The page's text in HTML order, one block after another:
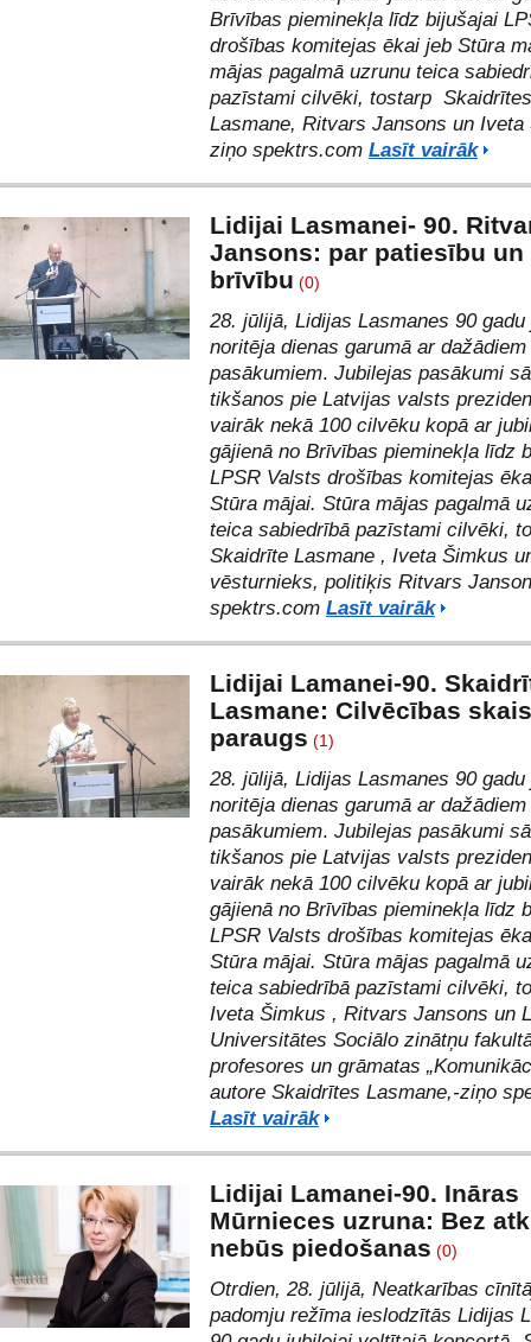
Brīvības pieminekļa līdz bijušajai
drošības komitejas ēkai jeb Stūra
mājas pagalmā uzrunu teica
pazīstami cilvēki, tostarp Skaidrītes
Lasmane, Ritvars Jansons un Iveta
ziņo spektrs.com Lasīt vairāk
Lidijai Lasmanei- 90.
Jansons: par patiesību un
brīvību (0)
28. jūlijā, Lidijas Lasmanes 90 gadu
noritēja dienas garumā ar
pasākumiem. Jubilejas pasākumi
tikšanos pie Latvijas valsts
vairāk nekā 100 cilvēku kopā ar
gājienā no Brīvības pieminekļa līdz
LPSR Valsts drošības komitejas
Stūra mājai. Stūra mājas pagalmā
teica sabiedrībā pazīstami cilvēki,
Skaidrīte Lasmane , Iveta Šimkus
vēsturnieks, politiķis Ritvars
spektrs.com Lasīt vairāk
Lidijai Lamanei-90.
Lasmane: Cilvēcības
paraugs (1)
28. jūlijā, Lidijas Lasmanes 90 gadu
noritēja dienas garumā ar
pasākumiem. Jubilejas pasākumi
tikšanos pie Latvijas valsts
vairāk nekā 100 cilvēku kopā ar
gājienā no Brīvības pieminekļa līdz
LPSR Valsts drošības komitejas
Stūra mājai. Stūra mājas pagalmā
teica sabiedrībā pazīstami cilvēki,
Iveta Šimkus , Ritvars Jansons un
Universitātes Sociālo zinātņu
profesores un grāmatas
autore Skaidrītes Lasmane,-ziņo
Lasīt vairāk
Lidijai Lamanei-90. Ināras
Mūrnieces uzruna: Bez
nebūs piedošanas (0)
Otrdien, 28. jūlijā, Neatkarības
padomju režīma ieslodzītās Lidijas